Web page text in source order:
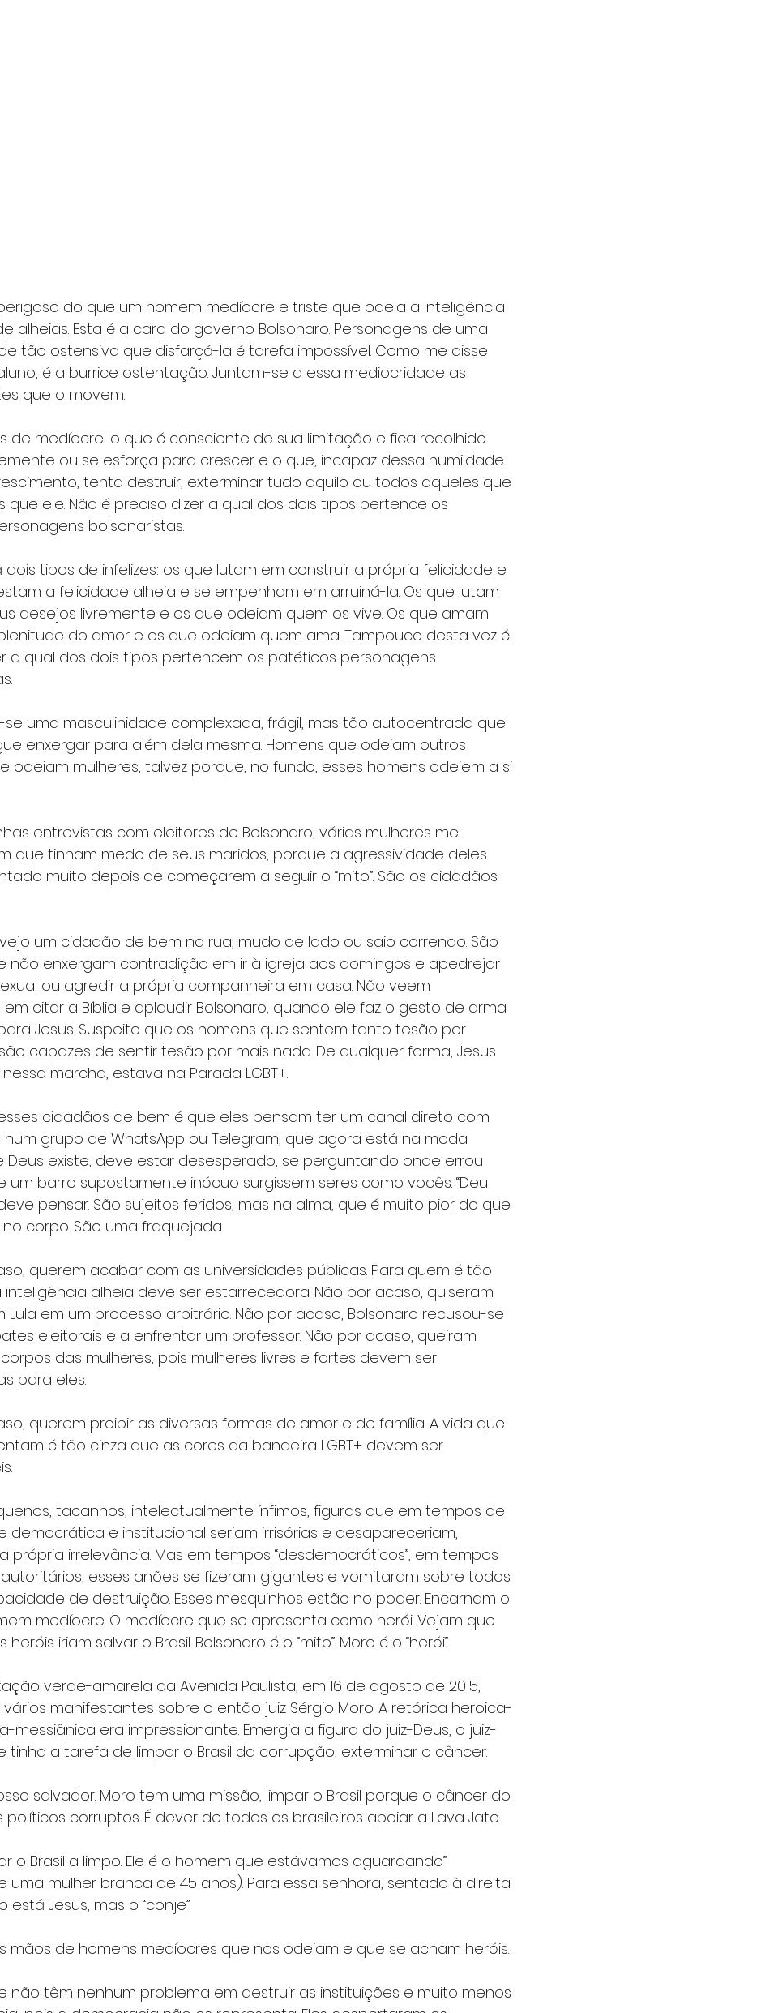
do que um homem medíocre e triste que odeia a inteligência
alheias. Esta é a cara do governo Bolsonaro. Personagens de uma
tão ostensiva que disfarçá-la é tarefa impossível. Como me disse
é a burrice ostentação. Juntam-se a essa mediocridade as
que o movem.
de medíocre: o que é consciente de sua limitação e fica recolhido
ou se esforça para crescer e o que, incapaz dessa humildade
tenta destruir, exterminar tudo aquilo ou todos aqueles que
que ele. Não é preciso dizer a qual dos dois tipos pertence os
bolsonaristas.
dois tipos de infelizes: os que lutam em construir a própria felicidade e
a felicidade alheia e se empenham em arruiná-la. Os que lutam
desejos livremente e os que odeiam quem os vive. Os que amam
do amor e os que odeiam quem ama. Tampouco desta vez é
a qual dos dois tipos pertencem os patéticos personagens
uma masculinidade complexada, frágil, mas tão autocentrada que
enxergar para além dela mesma. Homens que odeiam outros
odeiam mulheres, talvez porque, no fundo, esses homens odeiem a si
entrevistas com eleitores de Bolsonaro, várias mulheres me
que tinham medo de seus maridos, porque a agressividade deles
muito depois de começarem a seguir o “mito”. São os cidadãos
um cidadão de bem na rua, mudo de lado ou saio correndo. São
não enxergam contradição em ir à igreja aos domingos e apedrejar
ou agredir a própria companheira em casa. Não veem
citar a Bíblia e aplaudir Bolsonaro, quando ele faz o gesto de arma
Jesus. Suspeito que os homens que sentem tanto tesão por
capazes de sentir tesão por mais nada. De qualquer forma, Jesus
marcha, estava na Parada LGBT+.
cidadãos de bem é que eles pensam ter um canal direto com
num grupo de WhatsApp ou Telegram, que agora está na moda.
Deus existe, deve estar desesperado, se perguntando onde errou
um barro supostamente inócuo surgissem seres como vocês. “Deu
deve pensar. São sujeitos feridos, mas na alma, que é muito pior do que
corpo. São uma fraquejada.
querem acabar com as universidades públicas. Para quem é tão
inteligência alheia deve ser estarrecedora. Não por acaso, quiseram
em um processo arbitrário. Não por acaso, Bolsonaro recusou-se
eleitorais e a enfrentar um professor. Não por acaso, queiram
das mulheres, pois mulheres livres e fortes devem ser
para eles.
querem proibir as diversas formas de amor e de família. A vida que
é tão cinza que as cores da bandeira LGBT+ devem ser
tacanhos, intelectualmente ínfimos, figuras que em tempos de
democrática e institucional seriam irrisórias e desapareceriam,
própria irrelevância. Mas em tempos “desdemocráticos”, em tempos
esses anões se fizeram gigantes e vomitaram sobre todos
de destruição. Esses mesquinhos estão no poder. Encarnam o
medíocre. O medíocre que se apresenta como herói. Vejam que
heróis iriam salvar o Brasil. Bolsonaro é o “mito”. Moro é o “herói”.
verde-amarela da Avenida Paulista, em 16 de agosto de 2015,
manifestantes sobre o então juiz Sérgio Moro. A retórica heroica-
messiânica era impressionante. Emergia a figura do juiz-Deus, o juiz-
tinha a tarefa de limpar o Brasil da corrupção, exterminar o câncer.
salvador. Moro tem uma missão, limpar o Brasil porque o câncer do
políticos corruptos. É dever de todos os brasileiros apoiar a Lava Jato.
o Brasil a limpo. Ele é o homem que estávamos aguardando”
uma mulher branca de 45 anos). Para essa senhora, sentado à direita
está Jesus, mas o “conje”.
mãos de homens medíocres que nos odeiam e que se acham heróis.
não têm nenhum problema em destruir as instituições e muito menos